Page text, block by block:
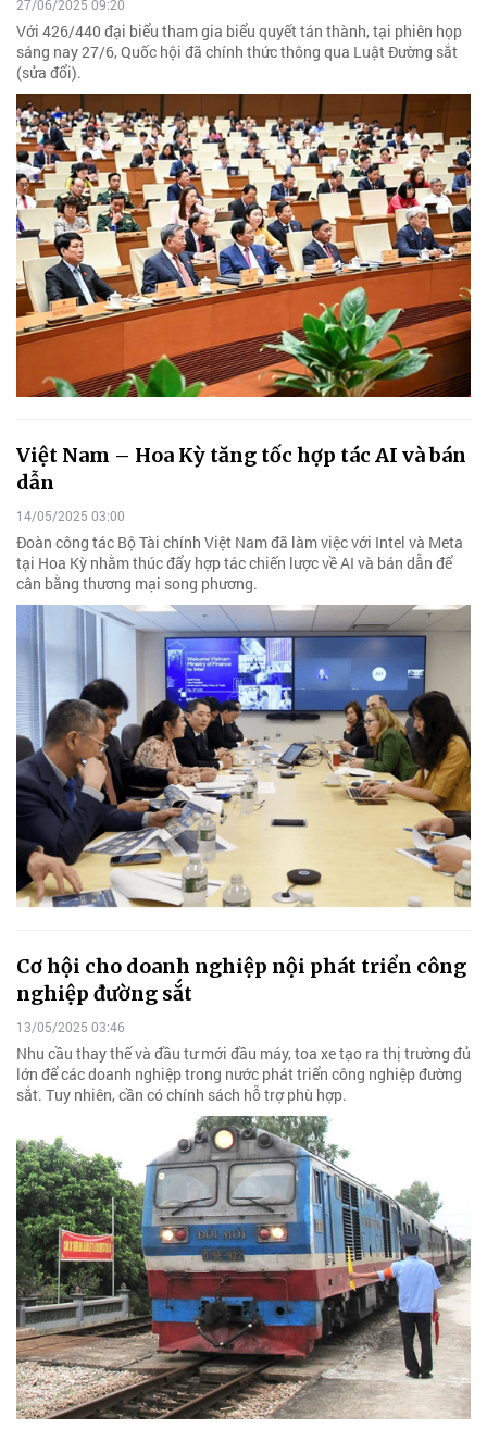
27/06/2025 09:20
Với 426/440 đại biểu tham gia biểu quyết tán thành, tại phiên họp
sáng nay 27/6, Quốc hội đã chính thức thông qua Luật Đường sắt
(sửa đổi).
Việt Nam – Hoa Kỳ tăng tốc hợp tác AI và bán
dẫn
14/05/2025 03:00
Đoàn công tác Bộ Tài chính Việt Nam đã làm việc với Intel và Meta
tại Hoa Kỳ nhằm thúc đẩy hợp tác chiến lược về AI và bán dẫn để
cân bằng thương mại song phương.
Cơ hội cho doanh nghiệp nội phát triển công
nghiệp đường sắt
13/05/2025 03:46
Nhu cầu thay thế và đầu tư mới đầu máy, toa xe tạo ra thị trường đủ
lớn để các doanh nghiệp trong nước phát triển công nghiệp đường
sắt. Tuy nhiên, cần có chính sách hỗ trợ phù hợp.